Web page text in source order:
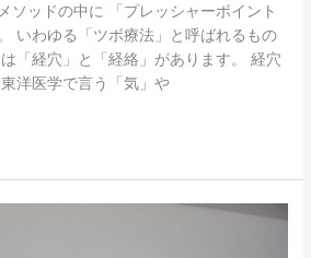
ソッドの中に 「プレッシャーポイント
いわゆる「ツボ療法」と呼ばれるもの
「経穴」と「経絡」があります。 経穴
洋医学で言う「気」や